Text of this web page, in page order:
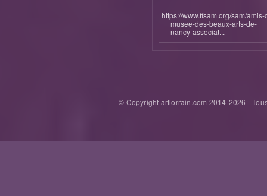
https://www.ffsam.org/sam/amis-
musee-des-beaux-arts-de-
nancy-associat...
© Copyright artlorrain.com 2014-2026 -